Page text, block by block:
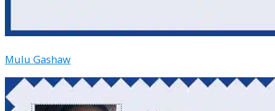
Mulu Gashaw